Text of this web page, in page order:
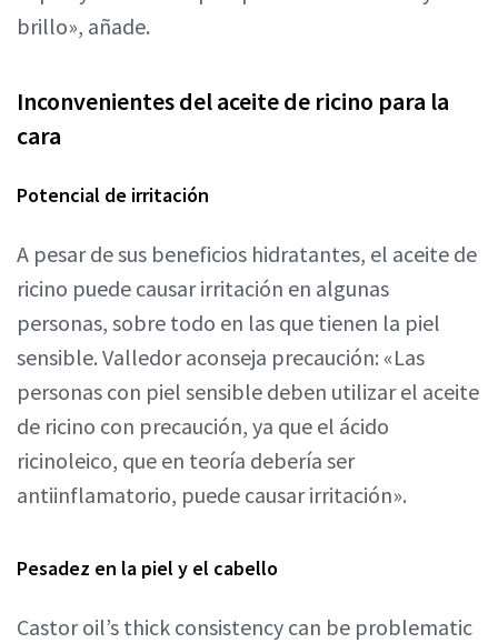
brillo», añade.
Inconvenientes del aceite de ricino para la
cara
Potencial de irritación
A pesar de sus beneficios hidratantes, el aceite de
ricino puede causar irritación en algunas
personas, sobre todo en las que tienen la piel
sensible. Valledor aconseja precaución: «Las
personas con piel sensible deben utilizar el aceite
de ricino con precaución, ya que el ácido
ricinoleico, que en teoría debería ser
antiinflamatorio, puede causar irritación».
Pesadez en la piel y el cabello
Castor oil’s thick consistency can be problematic